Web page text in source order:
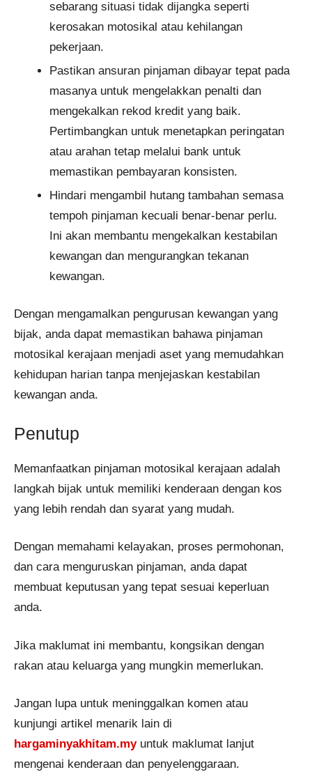
sebarang situasi tidak dijangka seperti
kerosakan motosikal atau kehilangan
pekerjaan.
Pastikan ansuran pinjaman dibayar tepat pada
masanya untuk mengelakkan penalti dan
mengekalkan rekod kredit yang baik.
Pertimbangkan untuk menetapkan peringatan
atau arahan tetap melalui bank untuk
memastikan pembayaran konsisten.
Hindari mengambil hutang tambahan semasa
tempoh pinjaman kecuali benar-benar perlu.
Ini akan membantu mengekalkan kestabilan
kewangan dan mengurangkan tekanan
kewangan.
Dengan mengamalkan pengurusan kewangan yang
bijak, anda dapat memastikan bahawa pinjaman
motosikal kerajaan menjadi aset yang memudahkan
kehidupan harian tanpa menjejaskan kestabilan
kewangan anda.
Penutup
Memanfaatkan pinjaman motosikal kerajaan adalah
langkah bijak untuk memiliki kenderaan dengan kos
yang lebih rendah dan syarat yang mudah.
Dengan memahami kelayakan, proses permohonan,
dan cara menguruskan pinjaman, anda dapat
membuat keputusan yang tepat sesuai keperluan
anda.
Jika maklumat ini membantu, kongsikan dengan
rakan atau keluarga yang mungkin memerlukan.
Jangan lupa untuk meninggalkan komen atau
kunjungi artikel menarik lain di
hargaminyakhitam.myuntuk maklumat lanjut
mengenai kenderaan dan penyelenggaraan.